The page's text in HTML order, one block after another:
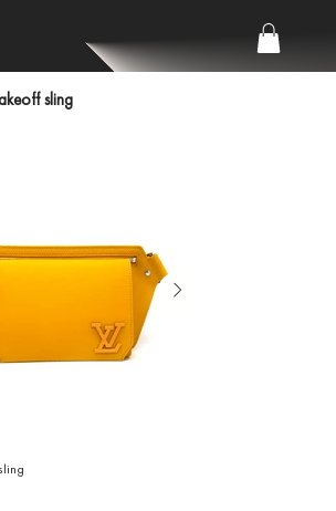
sling